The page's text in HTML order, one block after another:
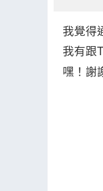
我覺得
我有跟
嘿！謝